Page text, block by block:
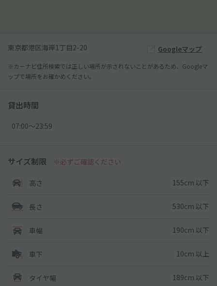
東京都港区海岸1丁目2-20 Googleマップ
※カーナビ住所検索では正しい場所が示されないことがあるため、Googleマ
ップで場所をお確かめください。
貸出時間
07:00〜23:59
サイズ制限 ※必ずご確認ください
高さ 155cm 以下
長さ 530cm 以下
車幅 190cm 以下
車下 10cm 以上
タイヤ幅 189cm 以下